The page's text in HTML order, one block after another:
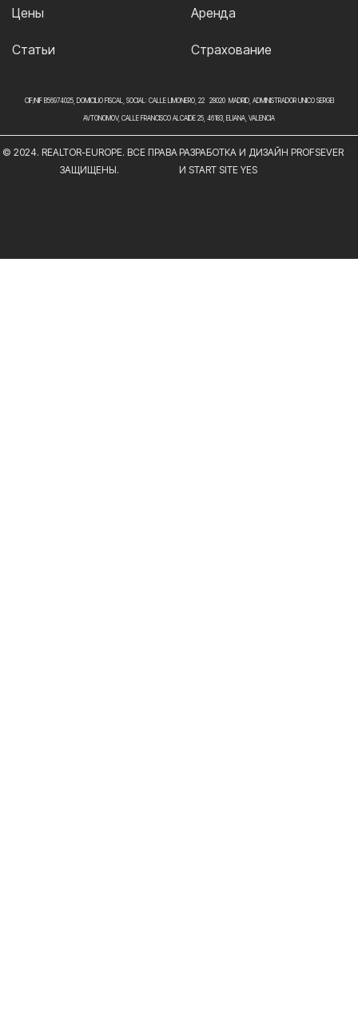
Цены
Статьи
Аренда
Страхование
CIF/NIF B56974025, DOMICILIO FISCAL, SOCIAL: CALLE LIMONERO, 22 28020 MADRID, ADMINISTRADOR UNICO SERGEI
AVTONOMOV, CALLE FRANCISCO ALCAIDE 25, 46183, ELIANA, VALENCIA
© 2024. REALTOR-EUROPE. ВСЕ ПРАВА
ЗАЩИЩЕНЫ.
РАЗРАБОТКА И ДИЗАЙН PROFSEVER
И START SITE YES